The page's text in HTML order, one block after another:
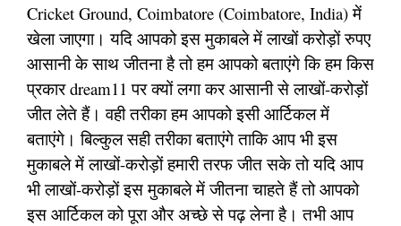
Cricket Ground, Coimbatore (Coimbatore, India) में
खेला जाएगा। यदि आपको इस मुकाबले में लाखों करोड़ों रुपए
आसानी के साथ जीतना है तो हम आपको बताएंगे कि हम किस
प्रकार dream11 पर क्यों लगा कर आसानी से लाखों-करोड़ों
जीत लेते हैं। वही तरीका हम आपको इसी आर्टिकल में
बताएंगे। बिल्कुल सही तरीका बताएंगे ताकि आप भी इस
मुकाबले में लाखों-करोड़ों हमारी तरफ जीत सके तो यदि आप
भी लाखों-करोड़ों इस मुकाबले में जीतना चाहते हैं तो आपको
इस आर्टिकल को पूरा और अच्छे से पढ़ लेना है। तभी आप